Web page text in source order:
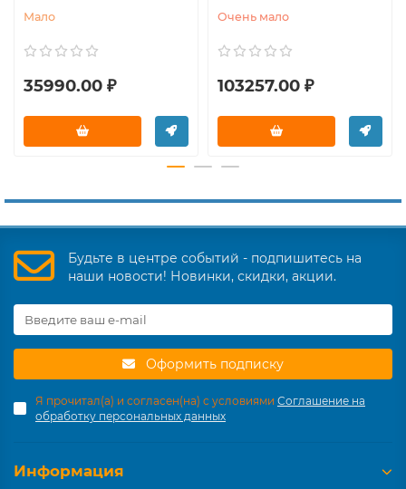
Мало
35990.00 ₽
Очень мало
103257.00 ₽
Будьте в центре событий - подпишитесь на
наши новости! Новинки, скидки, акции.
Оформить подписку
Я прочитал(а) и согласен(на) с условиями Соглашение на
обработку персональных данных
Информация